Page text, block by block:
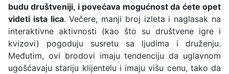
budu društveniji, i povećava mogućnost da ćete opet
videti ista lica. Večere, manji broj izleta i naglasak na
interaktivne aktivnosti (kao što su društvene igre i
kvizovi) pogoduju susretu sa ljudima i druženju.
Međutim, ovi brodovi imaju tendenciju da uglavnom
ugošćavaju stariju klijentelu i imaju višu cenu, tako da